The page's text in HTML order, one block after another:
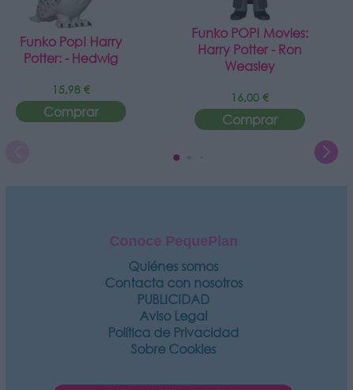
Funko Pop! Harry
Potter: - Hedwig
15,98 €
Comprar
Funko POP! Movies:
Harry Potter - Ron
Weasley
16,00 €
Comprar
Conoce PequePlan
Quiénes somos
Contacta con nosotros
PUBLICIDAD
Aviso Legal
Política de Privacidad
Sobre Cookies